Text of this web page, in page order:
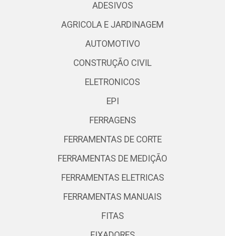
ADESIVOS
AGRICOLA E JARDINAGEM
AUTOMOTIVO
CONSTRUÇÃO CIVIL
ELETRONICOS
EPI
FERRAGENS
FERRAMENTAS DE CORTE
FERRAMENTAS DE MEDIÇÃO
FERRAMENTAS ELETRICAS
FERRAMENTAS MANUAIS
FITAS